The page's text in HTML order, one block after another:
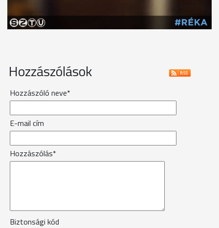
Hozzászólások
Hozzászóló neve*
E-mail cím
Hozzászólás*
Biztonsági kód